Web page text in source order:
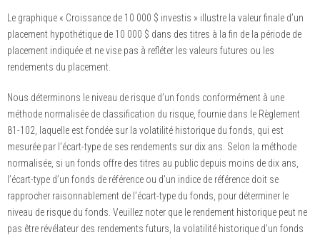
Le graphique « Croissance de 10 000 $ investis » illustre la valeur finale d’un
placement hypothétique de 10 000 $ dans des titres à la fin de la période de
placement indiquée et ne vise pas à refléter les valeurs futures ou les
rendements du placement.
Nous déterminons le niveau de risque d’un fonds conformément à une
méthode normalisée de classification du risque, fournie dans le Règlement
81-102, laquelle est fondée sur la volatilité historique du fonds, qui est
mesurée par l’écart-type de ses rendements sur dix ans. Selon la méthode
normalisée, si un fonds offre des titres au public depuis moins de dix ans,
l’écart-type d’un fonds de référence ou d’un indice de référence doit se
rapprocher raisonnablement de l’écart-type du fonds, pour déterminer le
niveau de risque du fonds. Veuillez noter que le rendement historique peut ne
pas être révélateur des rendements futurs, la volatilité historique d’un fonds